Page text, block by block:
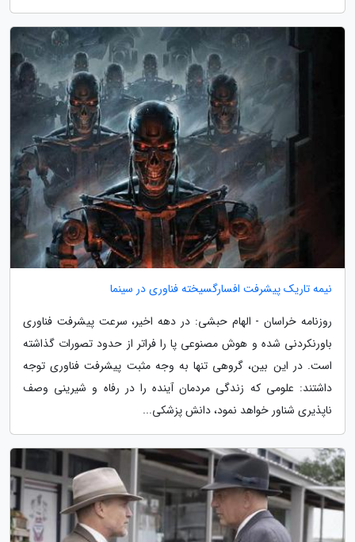
نیمه تاریک پیشرفت افسارگسیخته فناوری در سینما
روزنامه خراسان - الهام حبشی: در دهه اخیر، سرعت پیشرفت فناوری
باورنکردنی شده و هوش مصنوعی پا را فراتر از حدود تصورات گذاشته
است. در این بین، گروهی تنها به وجه مثبت پیشرفت فناوری توجه
داشتند: علومی که زندگی مردمان آینده را در رفاه و شیرینی وصف
ناپذیری شناور خواهد نمود، دانش پزشکی...